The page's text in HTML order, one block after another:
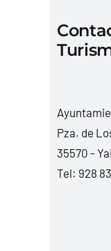
Pza. de
35570 -
Tel: 928